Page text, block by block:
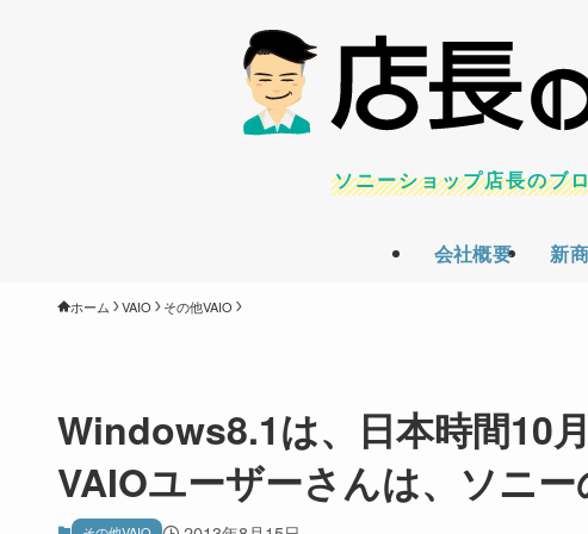
会社概要 新
ソニーショップ店長のブ
ホーム VAIO その他VAIO
Windows8.1は、日本時間10
VAIOユーザーさんは、ソニー